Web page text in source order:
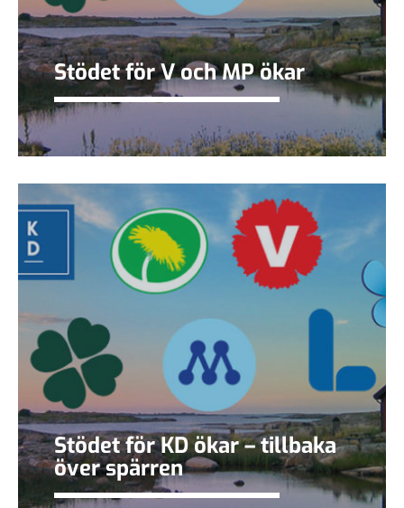
Stödet för V och MP ökar
Stödet för KD ökar – tillbaka
över spärren